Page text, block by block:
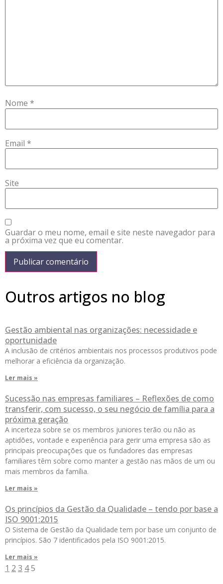
Nome *
Email *
Site
Guardar o meu nome, email e site neste navegador para
a próxima vez que eu comentar.
Outros artigos no blog
Gestão ambiental nas organizações: necessidade e
oportunidade
A inclusão de critérios ambientais nos processos produtivos pode
melhorar a eficiência da organização.
Ler mais »
Sucessão nas empresas familiares – Reflexões de como
transferir, com sucesso, o seu negócio de família para a
próxima geração
A incerteza sobre se os membros juniores terão ou não as
aptidões, vontade e experiência para gerir uma empresa são as
principais preocupações que os fundadores das empresas
familiares têm sobre como manter a gestão nas mãos de um ou
mais membros da família.
Ler mais »
Os princípios da Gestão da Qualidade – tendo por base a
ISO 9001:2015
O Sistema de Gestão da Qualidade tem por base um conjunto de
princípios. São 7 identificados pela ISO 9001:2015.
Ler mais »
1 2 3 45